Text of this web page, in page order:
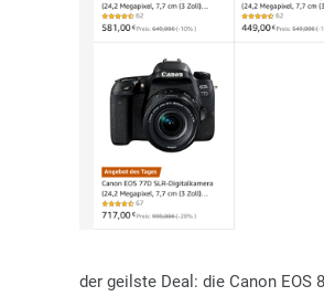
der geilste Deal: die Canon EOS